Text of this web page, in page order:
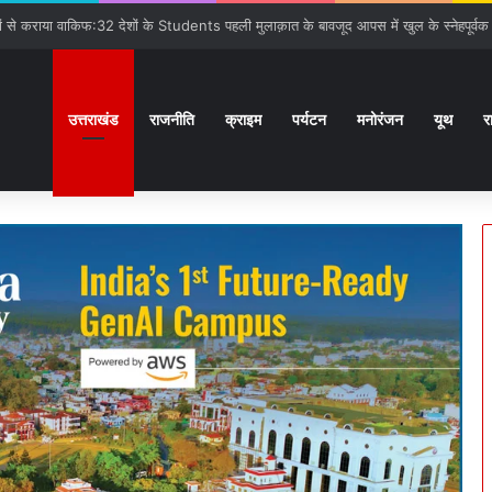
रेलवे स्टेशन पर रुकेगी अछनेरा-टनकपुर Express
उत्तराखंड राजनीति क्राइम पर्यटन मनोरंजन यूथ